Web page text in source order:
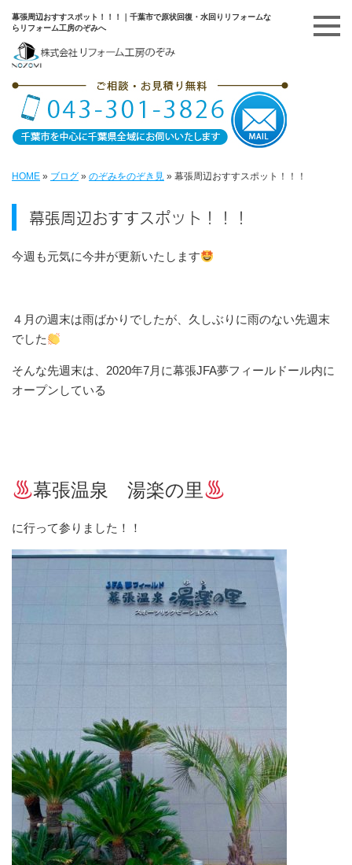
幕張周辺おすすスポット！！！｜千葉市で原状回復・水回りリフォームな
らリフォーム工房のぞみへ
HOME » ブログ » のぞみをのぞき見 » 幕張周辺おすすスポット！！！
幕張周辺おすすスポット！！！
今週も元気に今井が更新いたします
４月の週末は雨ばかりでしたが、久しぶりに雨のない先週末
でした
そんな先週末は、2020年7月に幕張JFA夢フィールドール内に
オープンしている
幕張温泉 湯楽の里
に行って参りました！！